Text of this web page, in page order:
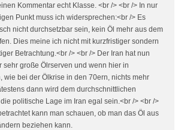
Kommentar echt Klasse. <br /> <br /> In nur
Punkt muss ich widersprechen:<br /> Es
nicht durchsetzbar sein, kein Öl mehr aus dem
Dies meine ich nicht mit kurzfristiger sondern
Betrachtung.<br /> <br /> Der Iran hat nun
sehr große Ölrserven und wenn hier in
wie bei der Ölkrise in den 70ern, nichts mehr
dann wird dem durchschnittlichen
politische Lage im Iran egal sein.<br /> <br />
kann man schauen, ob man das Öl aus
beziehen kann.